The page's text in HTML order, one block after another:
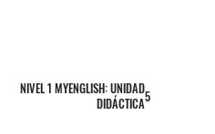
NIVEL 1 MYENGLISH: UNIDAD
DIDÁCTICA5